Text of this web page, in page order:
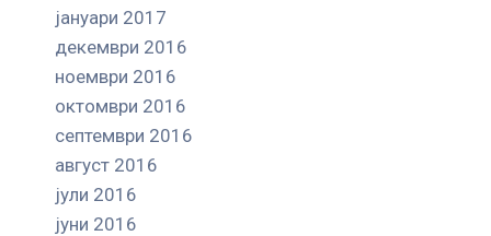
јануари 2017
декември 2016
ноември 2016
октомври 2016
септември 2016
август 2016
јули 2016
јуни 2016